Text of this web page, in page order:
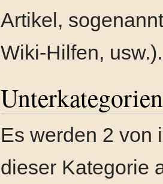
Artikel,
Wiki-Hilfen, usw.).
Unterkategorien
Es werden 2 von
dieser Kategorie